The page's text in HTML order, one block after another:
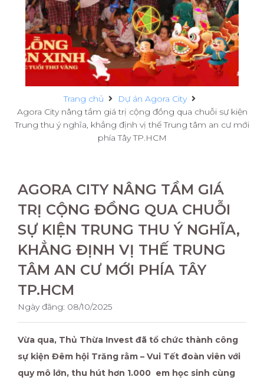
Trang chủ
Dự án Agora City
Agora City nâng tầm giá trị cộng đồng qua chuỗi sự kiện
Trung thu ý nghĩa, khẳng định vị thế Trung tâm an cư mới
phía Tây TP.HCM
AGORA CITY NÂNG TẦM GIÁ
TRỊ CỘNG ĐỒNG QUA CHUỖI
SỰ KIỆN TRUNG THU Ý NGHĨA,
KHẲNG ĐỊNH VỊ THẾ TRUNG
TÂM AN CƯ MỚI PHÍA TÂY
TP.HCM
Ngày đăng: 08/10/2025
Vừa qua, Thủ Thừa Invest đã tổ chức thành công
sự kiện Đêm hội Trăng rằm – Vui Tết đoàn viên với
quy mô lớn, thu hút hơn 1.000 em học sinh cùng